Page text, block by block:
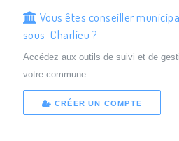
Vous êtes conseiller
sous-Charlieu ?
Accédez aux outils de suivi et de
votre commune.
CRÉER UN COMPTE